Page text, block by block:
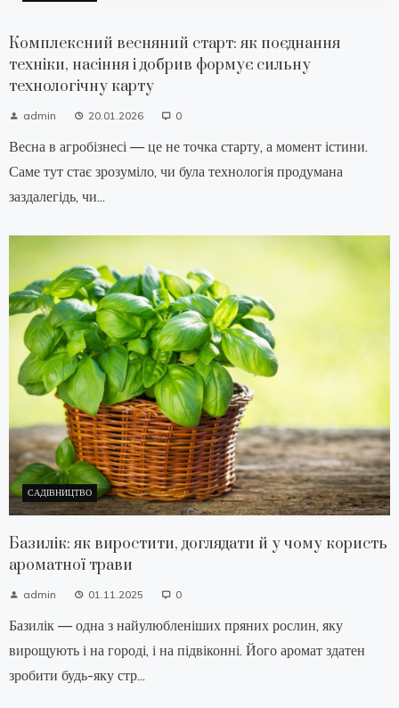
Комплексний весняний старт: як поєднання
техніки, насіння і добрив формує сильну
технологічну карту
admin 20.01.2026 0
Весна в агробізнесі — це не точка старту, а момент істини.
Саме тут стає зрозуміло, чи була технологія продумана
заздалегідь, чи...
САДІВНИЦТВО
Базилік: як виростити, доглядати й у чому користь
ароматної трави
admin 01.11.2025 0
Базилік — одна з найулюбленіших пряних рослин, яку
вирощують і на городі, і на підвіконні. Його аромат здатен
зробити будь-яку стр...